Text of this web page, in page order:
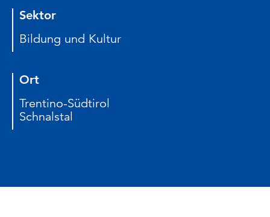
Sektor
Bildung und Kultur
Ort
Trentino-Südtirol
Schnalstal